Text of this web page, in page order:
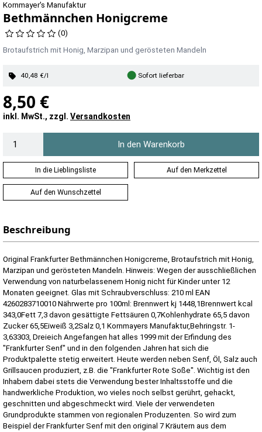
Kornmayer's Manufaktur
Bethmännchen Honigcreme
(0)
Brotaufstrich mit Honig, Marzipan und gerösteten Mandeln
40,48 €/l ● Sofort lieferbar
8,50 €
inkl. MwSt., zzgl. Versandkosten
In den Warenkorb
In die Lieblingsliste Auf den Merkzettel
Auf den Wunschzettel
Beschreibung
Original Frankfurter Bethmännchen Honigcreme, Brotaufstrich mit Honig,
Marzipan und gerösteten Mandeln. Hinweis: Wegen der ausschließlichen
Verwendung von naturbelassenem Honig nicht für Kinder unter 12
Monaten geeignet. Glas mit Schraubverschluss: 210 ml EAN
4260283710010 Nährwerte pro 100ml: Brennwert kj 1448,1Brennwert kcal
343,0Fett 7,3 davon gesättigte Fettsäuren 0,7Kohlenhydrate 65,5 davon
Zucker 65,5Eiweiß 3,2Salz 0,1 Kornmayers Manufaktur,Behringstr. 1-
3,63303, Dreieich Angefangen hat alles 1999 mit der Erfindung des
"Frankfurter Senf" und in den folgenden Jahren hat sich die
Produktpalette stetig erweitert. Heute werden neben Senf, Öl, Salz auch
Grillsaucen produziert, z.B. die "Frankfurter Rote Soße". Wichtig ist den
Inhabern dabei stets die Verwendung bester Inhaltsstoffe und die
handwerkliche Produktion, wo vieles noch selbst gerührt, gehackt,
geschnitten und abgeschmeckt wird. Viele der verwendeten
Grundprodukte stammen von regionalen Produzenten. So wird zum
Beispiel der Frankfurter Senf mit den original 7 Kräutern aus dem